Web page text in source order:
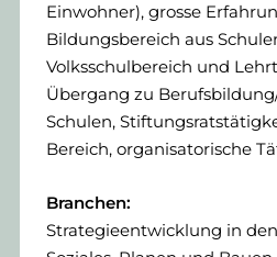
Einwohner), grosse
Bildungsbereich aus
Volksschulbereich und
Übergang zu
Schulen,
Bereich, organisatorische
Branchen:
Strategieentwicklung in